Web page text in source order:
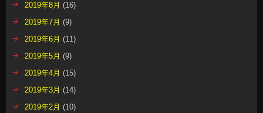
2019年8月 (16)
2019年7月 (9)
2019年6月 (11)
2019年5月 (9)
2019年4月 (15)
2019年3月 (14)
2019年2月 (10)